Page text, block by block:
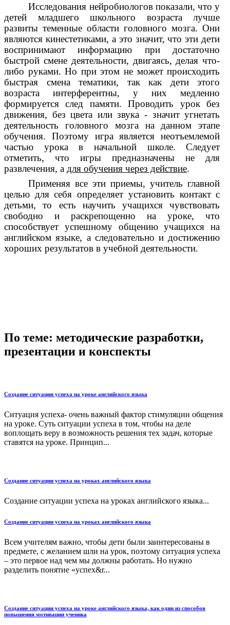
Исследования нейробиологов показали, что у
детей младшего школьного возраста лучше
развиты теменные области головного мозга. Они
являются кинестетиками, а это значит, что эти дети
воспринимают информацию при достаточно
быстрой смене деятельности, двигаясь, делая что-
либо руками. Но при этом не может происходить
быстрая смена тематики, так как дети этого
возраста интерферентны, у них медленно
формируется след памяти. Проводить урок без
движения, без цвета или звука - значит угнетать
деятельность головного мозга на данном этапе
обучения. Поэтому игра является неотъемлемой
частью урока в начальной школе. Следует
отметить, что игры предназначены не для
развлечения, а для обучения через действие.
Применяя все эти приемы, учитель главной
целью для себя определяет установить контакт с
детьми, то есть научить учащихся чувствовать
свободно и раскрепощенно на уроке, что
способствует успешному общению учащихся на
английском языке, а следовательно и достижению
хороших результатов в учебной деятельности.
По теме: методические разработки,
презентации и конспекты
Создание ситуации успеха на уроке английского языка
Ситуация успеха- очень важный фактор стимуляции общения
на уроке. Суть ситуации успеха в том, чтобы на деле
воплощать веру в возможность решения тех задач, которые
ставятся на уроке. Принцип...
Создание ситуации успеха на уроках английского языка
Создание ситуации успеха на уроках английского языка...
Создание ситуации успеха на уроках английского языка
Всем учителям важно, чтобы дети были заинтересованы в
предмете, с желанием шли на урок, поэтому ситуация успеха
– это первое над чем мы должны работать. Но нужно
разделить понятие «успех&r...
Создание ситуации успеха на уроке английского языка, как один из способов
повышения мотивации ученика